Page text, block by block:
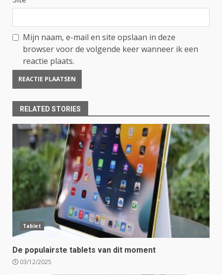
Mijn naam, e-mail en site opslaan in deze
browser voor de volgende keer wanneer ik een
reactie plaats.
RELATED STORIES
Tablet
De populairste tablets van dit moment
03/12/2025